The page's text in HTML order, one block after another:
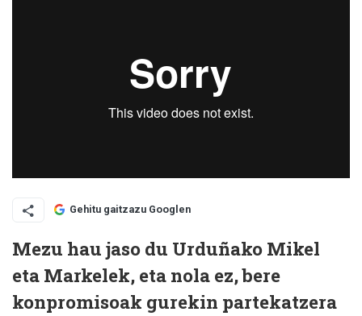
Gehitu gaitzazu Googlen
Mezu hau jaso du Urduñako Mikel
eta Markelek, eta nola ez, bere
konpromisoak gurekin partekatzera